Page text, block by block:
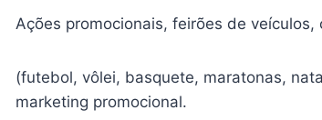
Ações promocionais, feirões de
(futebol, vôlei, basquete, maratonas,
marketing promocional.